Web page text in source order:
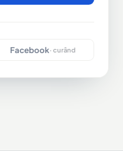
Facebook· curând